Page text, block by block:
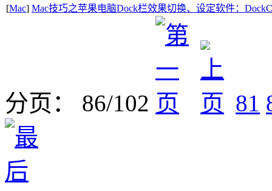
[Mac] Mac技巧之苹果电脑Dock栏效果切换、设定软件：
分页： 86/102 81